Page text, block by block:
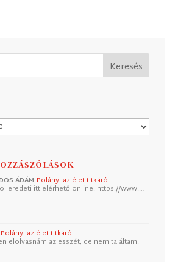
ÁDÁM Polányi az élet titkáról
eredeti itt elérhető online: https://www.…
Polányi az élet titkáról
elolvasnám az esszét, de nem találtam.